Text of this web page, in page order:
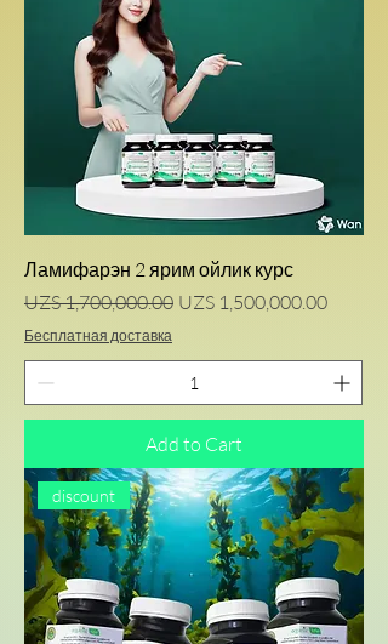
Ламифарэн 2 ярим ойлик курс
Regular Price
UZS 1,700,000.00 Sale Price
UZS 1,500,000.00
Бесплатная доставка
Add to Cart
discount